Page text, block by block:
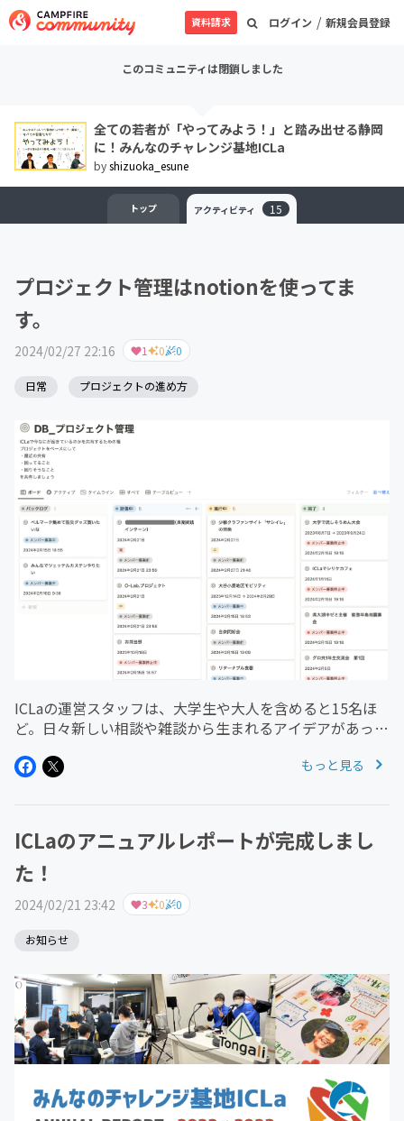
ログイン / 新規会員登録
資料請求
このコミュニティは閉鎖しました
全ての若者が「やってみよう！」と踏み出せる静岡
に！みんなのチャレンジ基地ICLa
byshizuoka_esune
トップ アクティビティ 15
プロジェクト管理はnotionを使ってま
す。
2024/02/27 22:16 1 0 0
日常 プロジェクトの進め方
ICLaの運営スタッフは、大学生や大人を含めると15名ほ
ど。日々新しい相談や雑談から生まれるアイデアがあっ
いるんだけど、というものもあるのですが、それを共有す
もっと見る
ICLaのアニュアルレポートが完成しまし
た！
2024/02/21 23:42 3 0 0
お知らせ